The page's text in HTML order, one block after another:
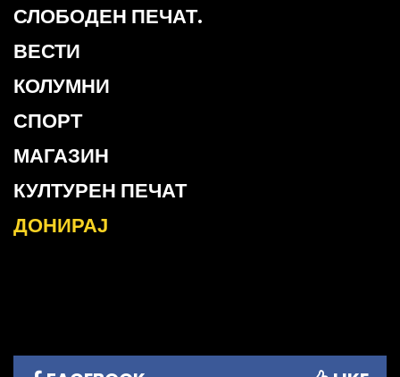
СЛОБОДЕН ПЕЧАТ.
ВЕСТИ
КОЛУМНИ
СПОРТ
МАГАЗИН
КУЛТУРЕН ПЕЧАТ
ДОНИРАЈ